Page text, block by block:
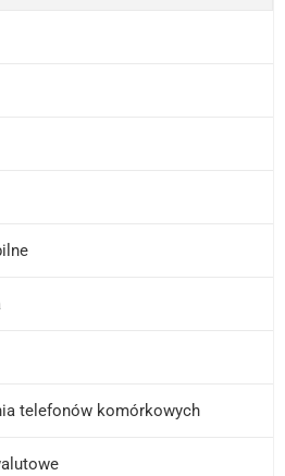
telefonów komórkowych